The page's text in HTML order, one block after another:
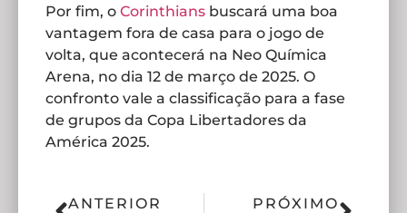
Por fim, o Corinthians buscará uma boa
vantagem fora de casa para o jogo de
volta, que acontecerá na Neo Química
Arena, no dia 12 de março de 2025. O
confronto vale a classificação para a fase
de grupos da Copa Libertadores da
América 2025.
ANTERIOR PRÓXIMO